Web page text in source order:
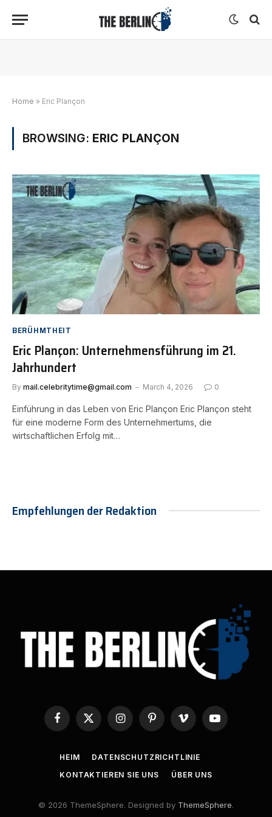
Home » Eric Plançon
BROWSING: ERIC PLANÇON
BERÜHMTHEIT
Eric Plançon: Unternehmensführung im 21.
Jahrhundert
By mail.celebritytime@gmail.com March 4, 2026 0
Einführung in das Leben von Eric Plançon Eric Plançon steht
für eine moderne Form des Unternehmertums, die
wirtschaftlichen Erfolg mit…
Empfehlungen der Redaktion
Facebook
X
InstagramPinterestVimeo YouTube
HEIM
DATENSCHUTZRICHTLINIE
KONTAKTIEREN SIE UNS
ÜBER UNS
© 2026 ThemeSphere. Designed by ThemeSphere.